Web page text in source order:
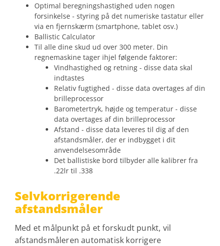
Optimal beregningshastighed uden nogen
forsinkelse - styring på det numeriske tastatur eller
via en fjernskærm (smartphone, tablet osv.)
Ballistic Calculator
Til alle dine skud ud over 300 meter. Din
regnemaskine tager ihjel følgende faktorer:
Vindhastighed og retning - disse data skal
indtastes
Relativ fugtighed - disse data overtages af din
brilleprocessor
Barometertryk, højde og temperatur - disse
data overtages af din brilleprocessor
Afstand - disse data leveres til dig af den
afstandsmåler, der er indbygget i dit
anvendelsesområde
Det ballistiske bord tilbyder alle kalibrer fra
.22lr til .338
Selvkorrigerende
afstandsmåler
Med et målpunkt på et forskudt punkt, vil
afstandsmåleren automatisk korrigere